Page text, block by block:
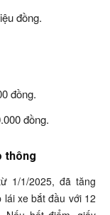
đồng.
đồng.
đồng.
thông
1/1/2025, đã tăng
xe bắt đầu với 12